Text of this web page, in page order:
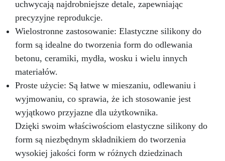
uchwycają najdrobniejsze detale, zapewniając
precyzyjne reprodukcje.
Wielostronne zastosowanie: Elastyczne silikony do
form są idealne do tworzenia form do odlewania
betonu, ceramiki, mydła, wosku i wielu innych
materiałów.
Proste użycie: Są łatwe w mieszaniu, odlewaniu i
wyjmowaniu, co sprawia, że ich stosowanie jest
wyjątkowo przyjazne dla użytkownika.
Dzięki swoim właściwościom elastyczne silikony do
form są niezbędnym składnikiem do tworzenia
wysokiej jakości form w różnych dziedzinach